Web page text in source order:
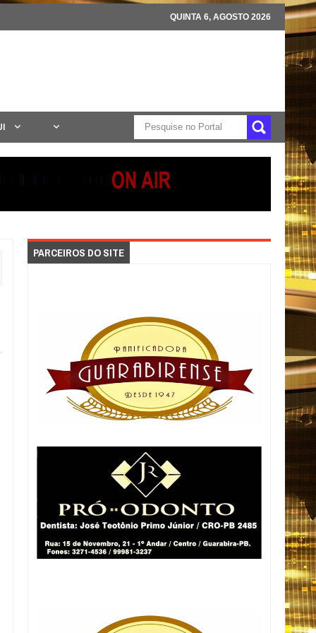
QUINTA 6, AGOSTO 2026
PARCEIROS DO SITE